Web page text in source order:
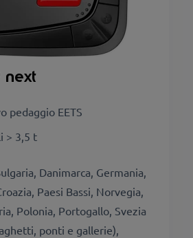
next
pedaggio EETS
> 3,5 t
Danimarca, Germania,
Paesi Bassi, Norvegia,
Polonia, Portogallo, Svezia
ponti e gallerie),